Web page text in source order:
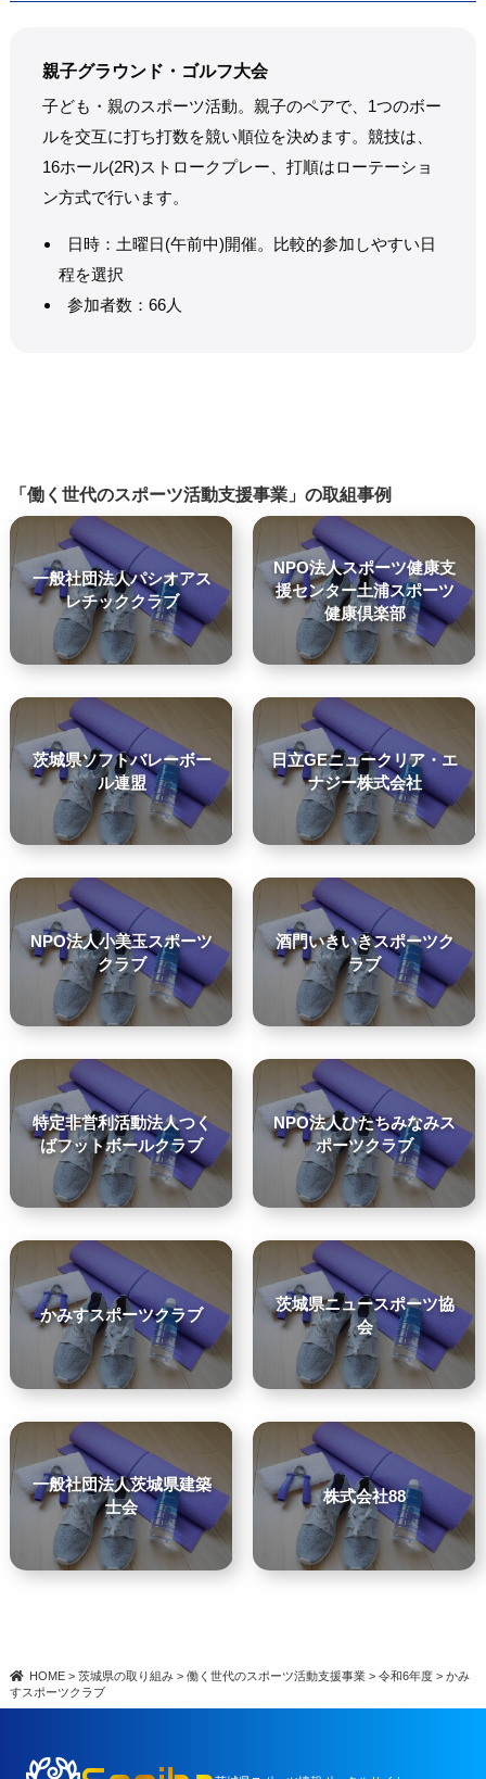
親子グラウンド・ゴルフ大会
子ども・親のスポーツ活動。親子のペアで、1つのボー
ルを交互に打ち打数を競い順位を決めます。競技は、
16ホール(2R)ストロークプレー、打順はローテーショ
ン方式で行います。
日時：土曜日(午前中)開催。比較的参加しやすい日
程を選択
参加者数：66人
「働く世代のスポーツ活動支援事業」の取組事例
一般社団法人パシオアス
レチッククラブ
NPO法人スポーツ健康支
援センター土浦スポーツ
健康倶楽部
茨城県ソフトバレーボー
ル連盟
日立GEニュークリア・エ
ナジー株式会社
NPO法人小美玉スポーツ
クラブ
酒門いきいきスポーツク
ラブ
特定非営利活動法人つく
ばフットボールクラブ
NPO法人ひたちみなみス
ポーツクラブ
かみすスポーツクラブ
茨城県ニュースポーツ協
会
一般社団法人茨城県建築
士会
株式会社88
HOME >茨城県の取り組み >働く世代のスポーツ活動支援事業 >令和6年度 >かみ
すスポーツクラブ